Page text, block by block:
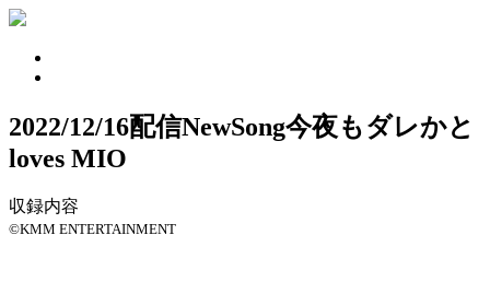
2022/12/16配信NewSong今夜もダレかと
loves MIO
収録内容
©KMM ENTERTAINMENT